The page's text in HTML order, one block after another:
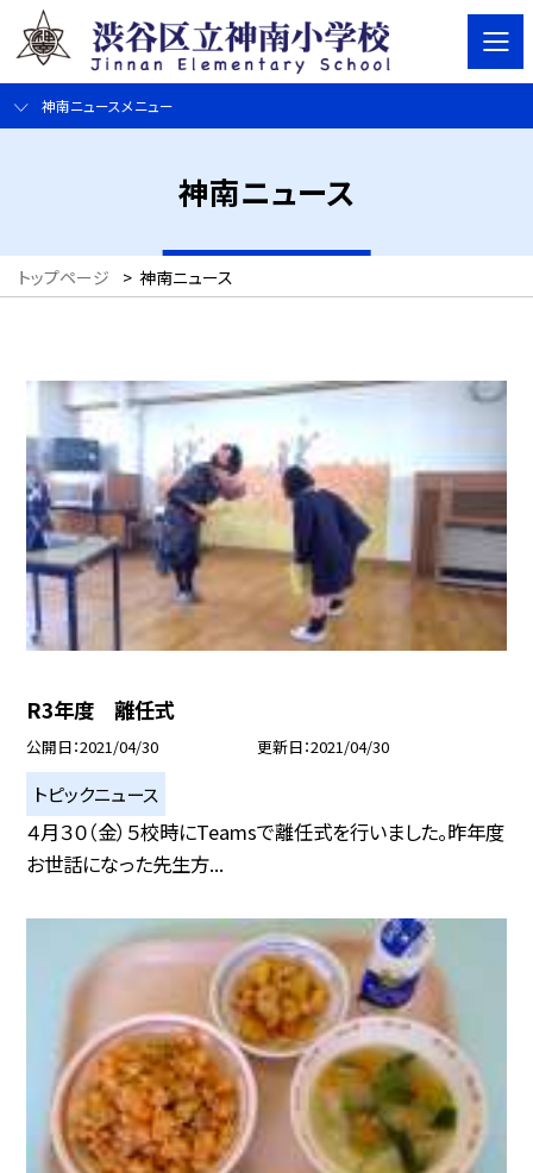
神南ニュースメニュー
神南ニュース
トップページ > 神南ニュース
R3年度 離任式
公開日 2021/04/30 更新日 2021/04/30
トピックニュース
４月３０（金）５校時にTeamsで離任式を行いました。昨年度
お世話になった先生方...